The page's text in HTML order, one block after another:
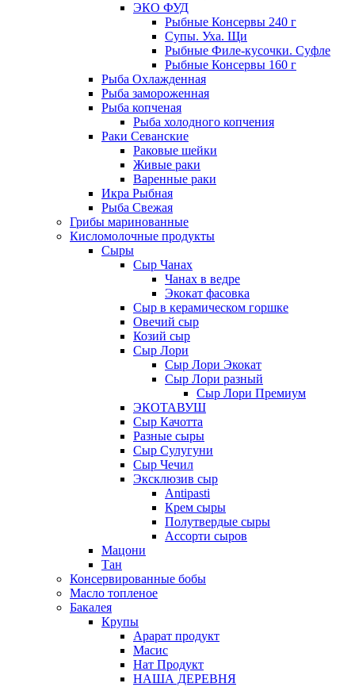
ЭКО ФУД
Рыбные Консервы 240 г
Супы. Уха. Щи
Рыбные Филе-кусочки. Суфле
Рыбные Консервы 160 г
Рыба Охлажденная
Рыба замороженная
Рыба копченая
Рыба холодного копчения
Раки Севанские
Раковые шейки
Живые раки
Варенные раки
Икра Рыбная
Рыба Свежая
Грибы маринованные
Кисломолочные продукты
Сыры
Сыр Чанах
Чанах в ведре
Экокат фасовка
Сыр в керамическом горшке
Овечий сыр
Козий сыр
Сыр Лори
Сыр Лори Экокат
Сыр Лори разный
Сыр Лори Премиум
ЭКОТАВУШ
Сыр Качотта
Разные сыры
Сыр Сулугуни
Сыр Чечил
Эксклюзив сыр
Antipasti
Крем сыры
Полутвердые сыры
Ассорти сыров
Мацони
Тан
Консервированные бобы
Масло топленое
Бакалея
Крупы
Арарат продукт
Масис
Нат Продукт
НАША ДЕРЕВНЯ